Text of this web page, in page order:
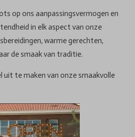
op ons aanpassingsvermogen en
in elk aspect van onze
warme gerechten,
de smaak van traditie.
uit te maken van onze smaakvolle